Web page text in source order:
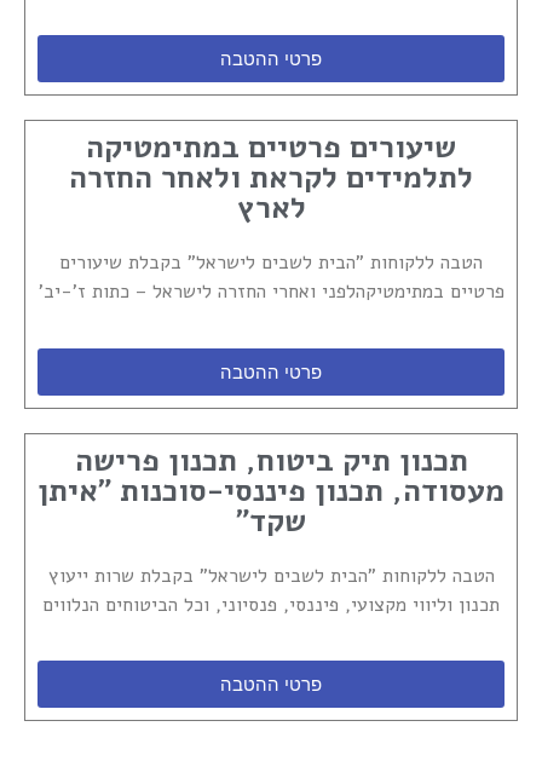
פרטי ההטבה
שיעורים פרטיים במתימטיקה
לתלמידים לקראת ולאחר החזרה
לארץ
הטבה ללקוחות "הבית לשבים לישראל" בקבלת שיעורים
פרטיים במתימטיקהלפני ואחרי החזרה לישראל – כתות ז'-יב'
פרטי ההטבה
תכנון תיק ביטוח, תכנון פרישה
מעסודה, תכנון פיננסי-סוכנות "איתן
שקד"
הטבה ללקוחות "הבית לשבים לישראל" בקבלת שרות ייעוץ
תכנון וליווי מקצועי, פיננסי, פנסיוני, וכל הביטוחים הנלווים
פרטי ההטבה